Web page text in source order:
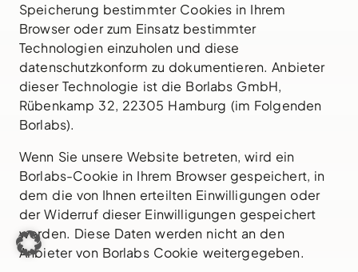
Speicherung bestimmter Cookies in Ihrem
Browser oder zum Einsatz bestimmter
Technologien einzuholen und diese
datenschutzkonform zu dokumentieren. Anbieter
dieser Technologie ist die Borlabs GmbH,
Rübenkamp 32, 22305 Hamburg (im Folgenden
Borlabs).
Wenn Sie unsere Website betreten, wird ein
Borlabs-Cookie in Ihrem Browser gespeichert, in
dem die von Ihnen erteilten Einwilligungen oder
der Widerruf dieser Einwilligungen gespeichert
werden. Diese Daten werden nicht an den
Anbieter von Borlabs Cookie weitergegeben.